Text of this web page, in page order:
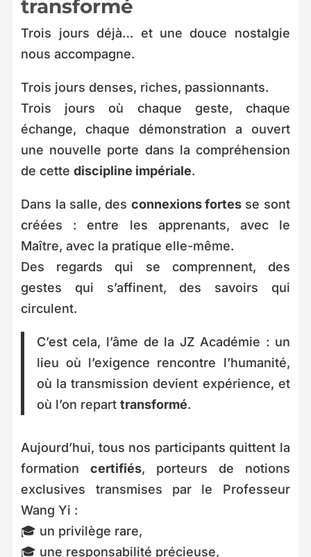
transformé
Trois jours déjà… et une douce nostalgie
nous accompagne.
Trois jours denses, riches, passionnants.
Trois jours où chaque geste, chaque
échange, chaque démonstration a ouvert
une nouvelle porte dans la compréhension
de cettediscipline impériale.
Dans la salle, des connexions fortes se sont
créées : entre les apprenants, avec le
Maître, avec la pratique elle-même.
Des regards qui se comprennent, des
gestes qui s’affinent, des savoirs qui
circulent.
C’est cela, l’âme de la JZ Académie : un
lieu où l’exigence rencontre l’humanité,
où la transmission devient expérience, et
où l’on repart transformé.
Aujourd’hui, tous nos participants quittent la
formationcertifiés, porteurs de notions
exclusives transmises par le Professeur
Wang Yi :
🎓 un privilège rare,
🎓 une responsabilité précieuse,